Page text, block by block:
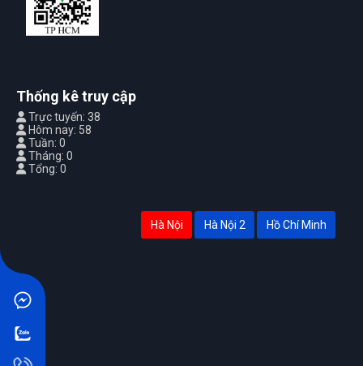
Thống kê truy cập
Trực tuyến: 38
Hôm nay: 58
Tuần: 0
Tháng: 0
Tổng: 0
Hà Nội Hà Nội 2 Hồ Chí Minh